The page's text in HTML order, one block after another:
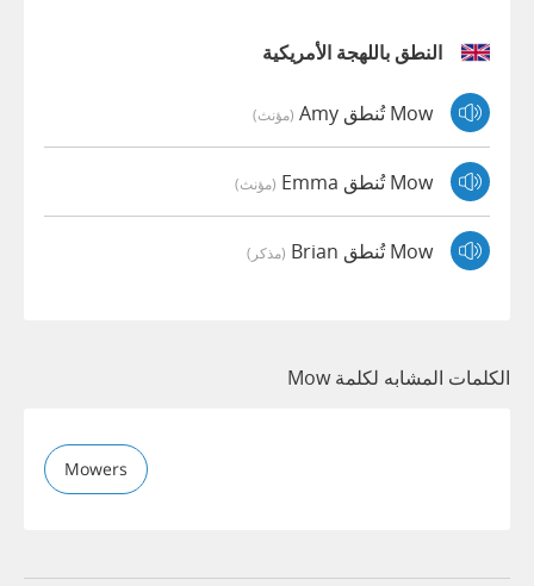
النطق باللهجة الأمريكية
Mow تُنطق Amy (مؤنث)
Mow تُنطق Emma (مؤنث)
Mow تُنطق Brian (مذكر)
الكلمات المشابه لكلمة Mow
Mowers